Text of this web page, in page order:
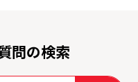
問の検索